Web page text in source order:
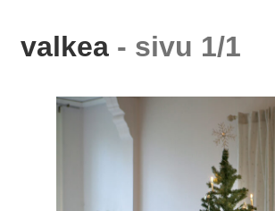
valkea - sivu 1/1